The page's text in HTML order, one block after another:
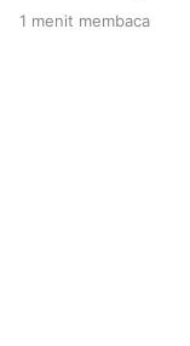
1 menit membaca